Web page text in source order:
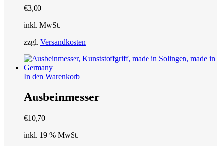
auf
der
Produktseite
€3,00
inkl. MwSt.
zzgl. Versandkosten
In den Warenkorb
Ausbeinmesser
€10,70
inkl. 19 % MwSt.